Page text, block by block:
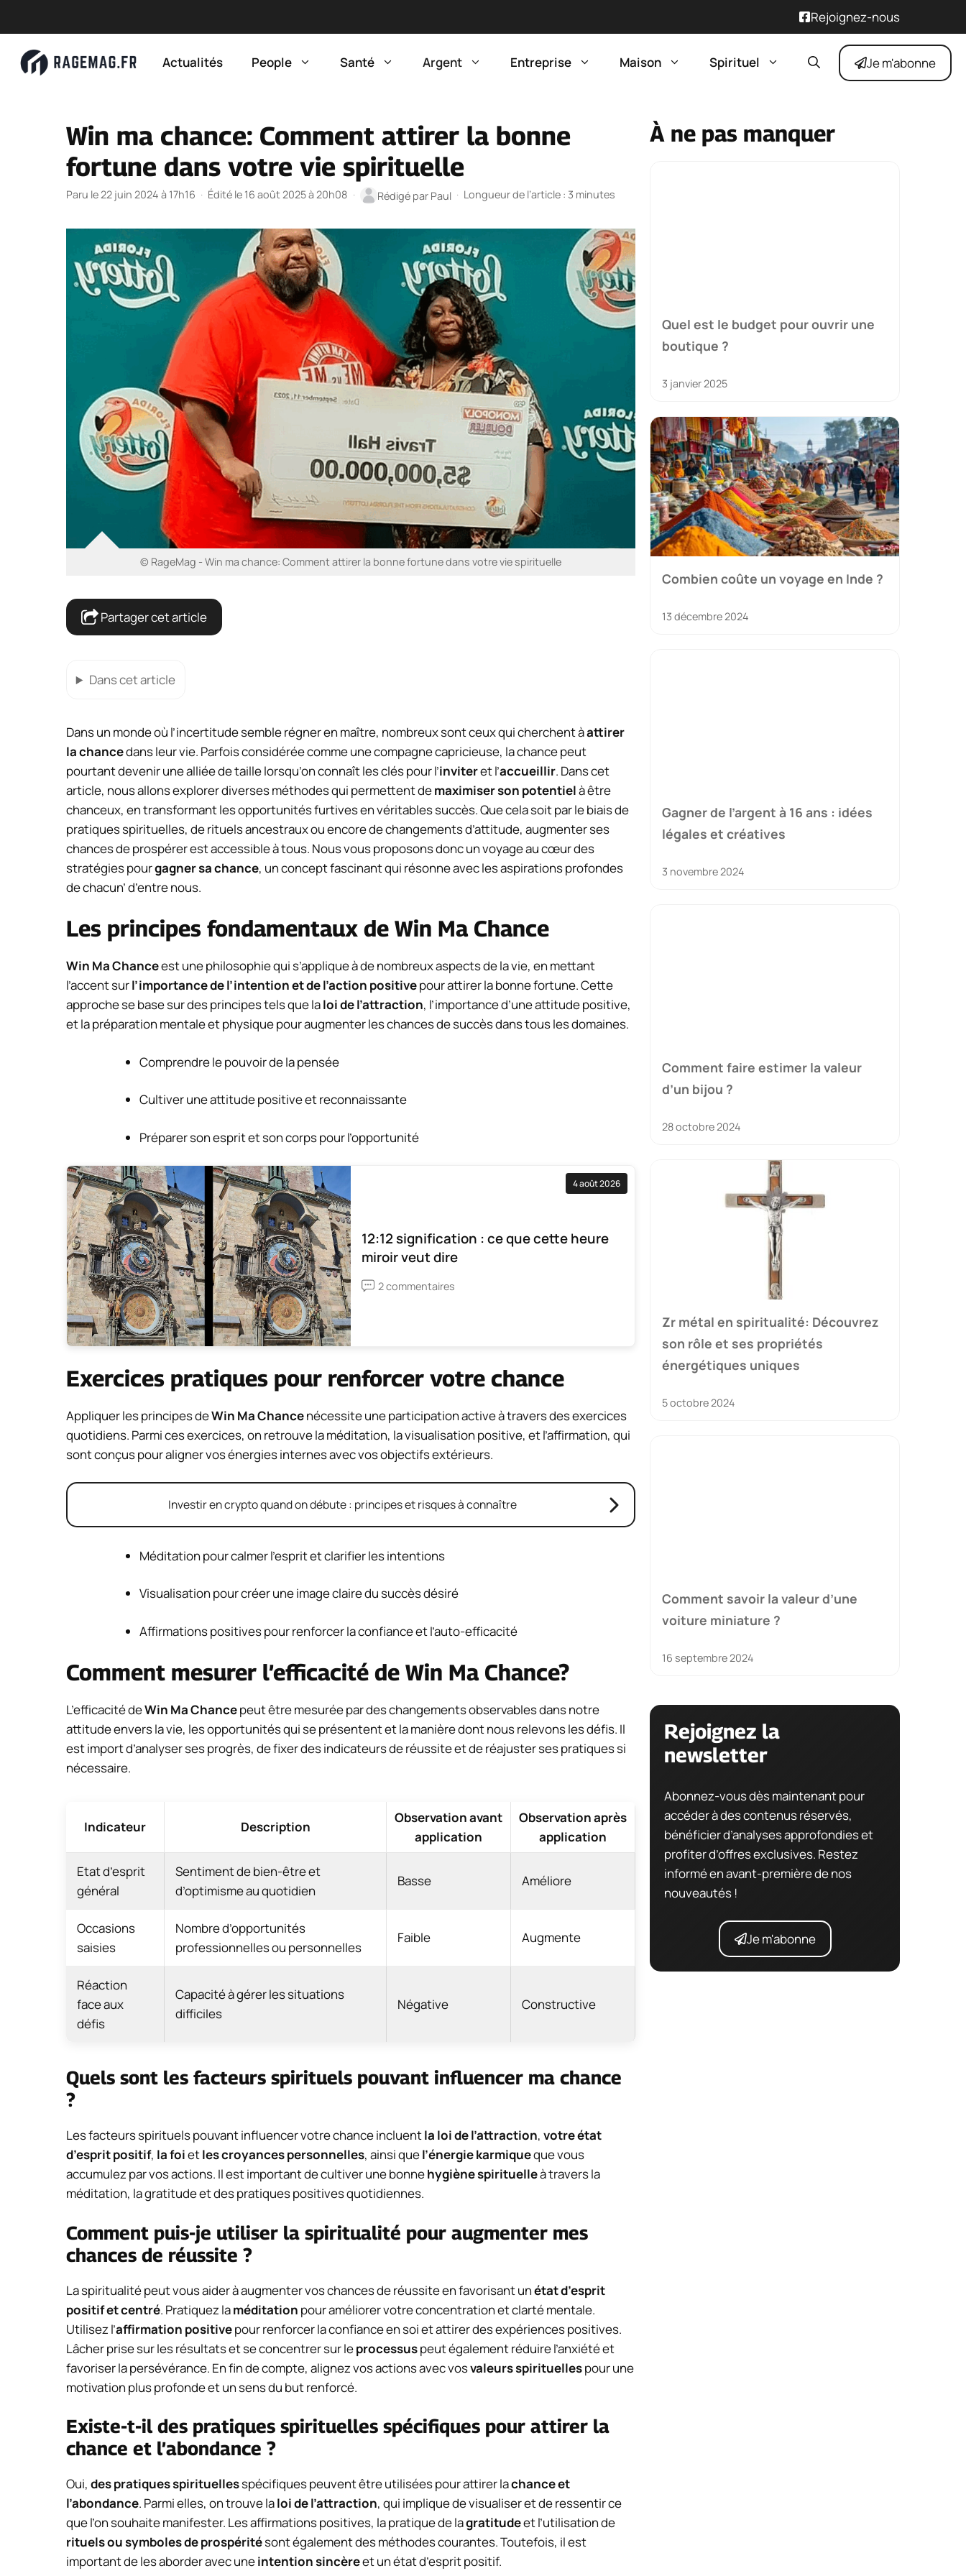
Rejoignez-nous
Actualités People Santé Argent Entreprise Maison Spirituel Je m'abonne
Win ma chance: Comment attirer la bonne
fortune dans votre vie spirituelle
Paru le 22 juin 2024 à 17h16 · Édité le 16 août 2025 à 20h08 · Rédigé par Paul · Longueur de l’article : 3 minutes
© RageMag - Win ma chance: Comment attirer la bonne fortune dans votre vie spirituelle
Partager cet article
Dans cet article
Dans un monde où l’incertitude semble régner en maître, nombreux sont ceux qui cherchent àattirer
la chancedans leur vie. Parfois considérée comme une compagne capricieuse, la chance peut
pourtant devenir une alliée de taille lorsqu’on connaît les clés pour l’inviteret l’accueillir. Dans cet
article, nous allons explorer diverses méthodes qui permettent demaximiser son potentielà être
chanceux, en transformant les opportunités furtives en véritables succès. Que cela soit par le biais de
pratiques spirituelles, de rituels ancestraux ou encore de changements d’attitude, augmenter ses
chances de prospérer est accessible à tous. Nous vous proposons donc un voyage au cœur des
stratégies pourgagner sa chance, un concept fascinant qui résonne avec les aspirations profondes
de chacun’ d’entre nous.
Les principes fondamentaux de Win Ma Chance
Win Ma Chanceest une philosophie qui s’applique à de nombreux aspects de la vie, en mettant
l’accent surl’importance de l’intention et de l’action positivepour attirer la bonne fortune. Cette
approche se base sur des principes tels que laloi de l’attraction, l’importance d’une attitude positive,
et la préparation mentale et physique pour augmenter les chances de succès dans tous les domaines.
Comprendre le pouvoir de la pensée
Cultiver une attitude positive et reconnaissante
Préparer son esprit et son corps pour l’opportunité
4 août 2026
12:12 signification : ce que cette heure
miroir veut dire
2 commentaires
Exercices pratiques pour renforcer votre chance
Appliquer les principes deWin Ma Chancenécessite une participation active à travers des exercices
quotidiens. Parmi ces exercices, on retrouve la méditation, la visualisation positive, et l’affirmation, qui
sont conçus pour aligner vos énergies internes avec vos objectifs extérieurs.
Investir en crypto quand on débute : principes et risques à connaître
Méditation pour calmer l’esprit et clarifier les intentions
Visualisation pour créer une image claire du succès désiré
Affirmations positives pour renforcer la confiance et l’auto-efficacité
Comment mesurer l’efficacité de Win Ma Chance?
L’efficacité deWin Ma Chancepeut être mesurée par des changements observables dans notre
attitude envers la vie, les opportunités qui se présentent et la manière dont nous relevons les défis. Il
est import d’analyser ses progrès, de fixer des indicateurs de réussite et de réajuster ses pratiques si
nécessaire.
Indicateur Description
Observation avant
application
Observation après
application
Etat d’esprit
général
Sentiment de bien-être et
d’optimisme au quotidien
Basse Améliore
Occasions
saisies
Nombre d’opportunités
professionnelles ou personnelles
Faible Augmente
Réaction
face aux
défis
Capacité à gérer les situations
difficiles
Négative Constructive
Quels sont les facteurs spirituels pouvant influencer ma chance
?
Les facteurs spirituels pouvant influencer votre chance incluentla loi de l’attraction, votre état
d’esprit positif, la foietles croyances personnelles, ainsi quel’énergie karmiqueque vous
accumulez par vos actions. Il est important de cultiver une bonnehygiène spirituelleà travers la
méditation, la gratitude et des pratiques positives quotidiennes.
Comment puis-je utiliser la spiritualité pour augmenter mes
chances de réussite ?
La spiritualité peut vous aider à augmenter vos chances de réussite en favorisant unétat d’esprit
positif et centré. Pratiquez laméditation pour améliorer votre concentration et clarté mentale.
Utilisez l’affirmation positivepour renforcer la confiance en soi et attirer des expériences positives.
Lâcher prise sur les résultats et se concentrer sur leprocessuspeut également réduire l’anxiété et
favoriser la persévérance. En fin de compte, alignez vos actions avec vosvaleurs spirituellespour une
motivation plus profonde et un sens du but renforcé.
Existe-t-il des pratiques spirituelles spécifiques pour attirer la
chance et l’abondance ?
Oui, des pratiques spirituellesspécifiques peuvent être utilisées pour attirer lachance et
l’abondance. Parmi elles, on trouve laloi de l’attraction, qui implique de visualiser et de ressentir ce
que l’on souhaite manifester. Les affirmations positives, la pratique de lagratitudeet l’utilisation de
rituels ou symboles de prospéritésont également des méthodes courantes. Toutefois, il est
important de les aborder avec uneintention sincèreet un état d’esprit positif.
À ne pas manquer
Quel est le budget pour ouvrir une
boutique ?
3 janvier 2025
Combien coûte un voyage en Inde ?
13 décembre 2024
Gagner de l’argent à 16 ans : idées
légales et créatives
3 novembre 2024
Comment faire estimer la valeur
d’un bijou ?
28 octobre 2024
Zr métal en spiritualité: Découvrez
son rôle et ses propriétés
énergétiques uniques
5 octobre 2024
Comment savoir la valeur d’une
voiture miniature ?
16 septembre 2024
Rejoignez la
newsletter
Abonnez-vous dès maintenant pour
accéder à des contenus réservés,
bénéficier d’analyses approfondies et
profiter d’offres exclusives. Restez
informé en avant-première de nos
nouveautés !
Je m'abonne